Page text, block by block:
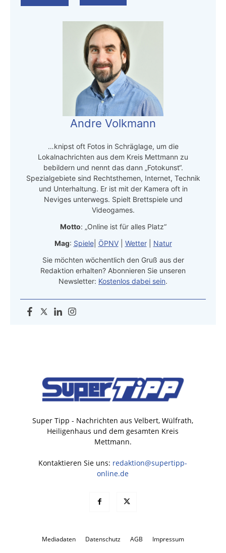
Andre Volkmann
…knipst oft Fotos in Schräglage, um die
Lokalnachrichten aus dem Kreis Mettmann zu
bebildern und nennt das dann „Fotokunst“.
Spezialgebiete sind Rechtsthemen, Internet, Technik
und Unterhaltung. Er ist mit der Kamera oft in
Neviges unterwegs. Spielt Brettspiele und
Videogames.
Motto: „Online ist für alles Platz“
Mag: Spiele| ÖPNV| Wetter| Natur
Sie möchten wöchentlich den Gruß aus der
Redaktion erhalten? Abonnieren Sie unseren
Newsletter: Kostenlos dabei sein.
Super Tipp - Nachrichten aus Velbert, Wülfrath,
Heiligenhaus und dem gesamten Kreis
Mettmann.
Kontaktieren Sie uns: redaktion@supertipp-
online.de
Mediadaten Datenschutz AGB Impressum